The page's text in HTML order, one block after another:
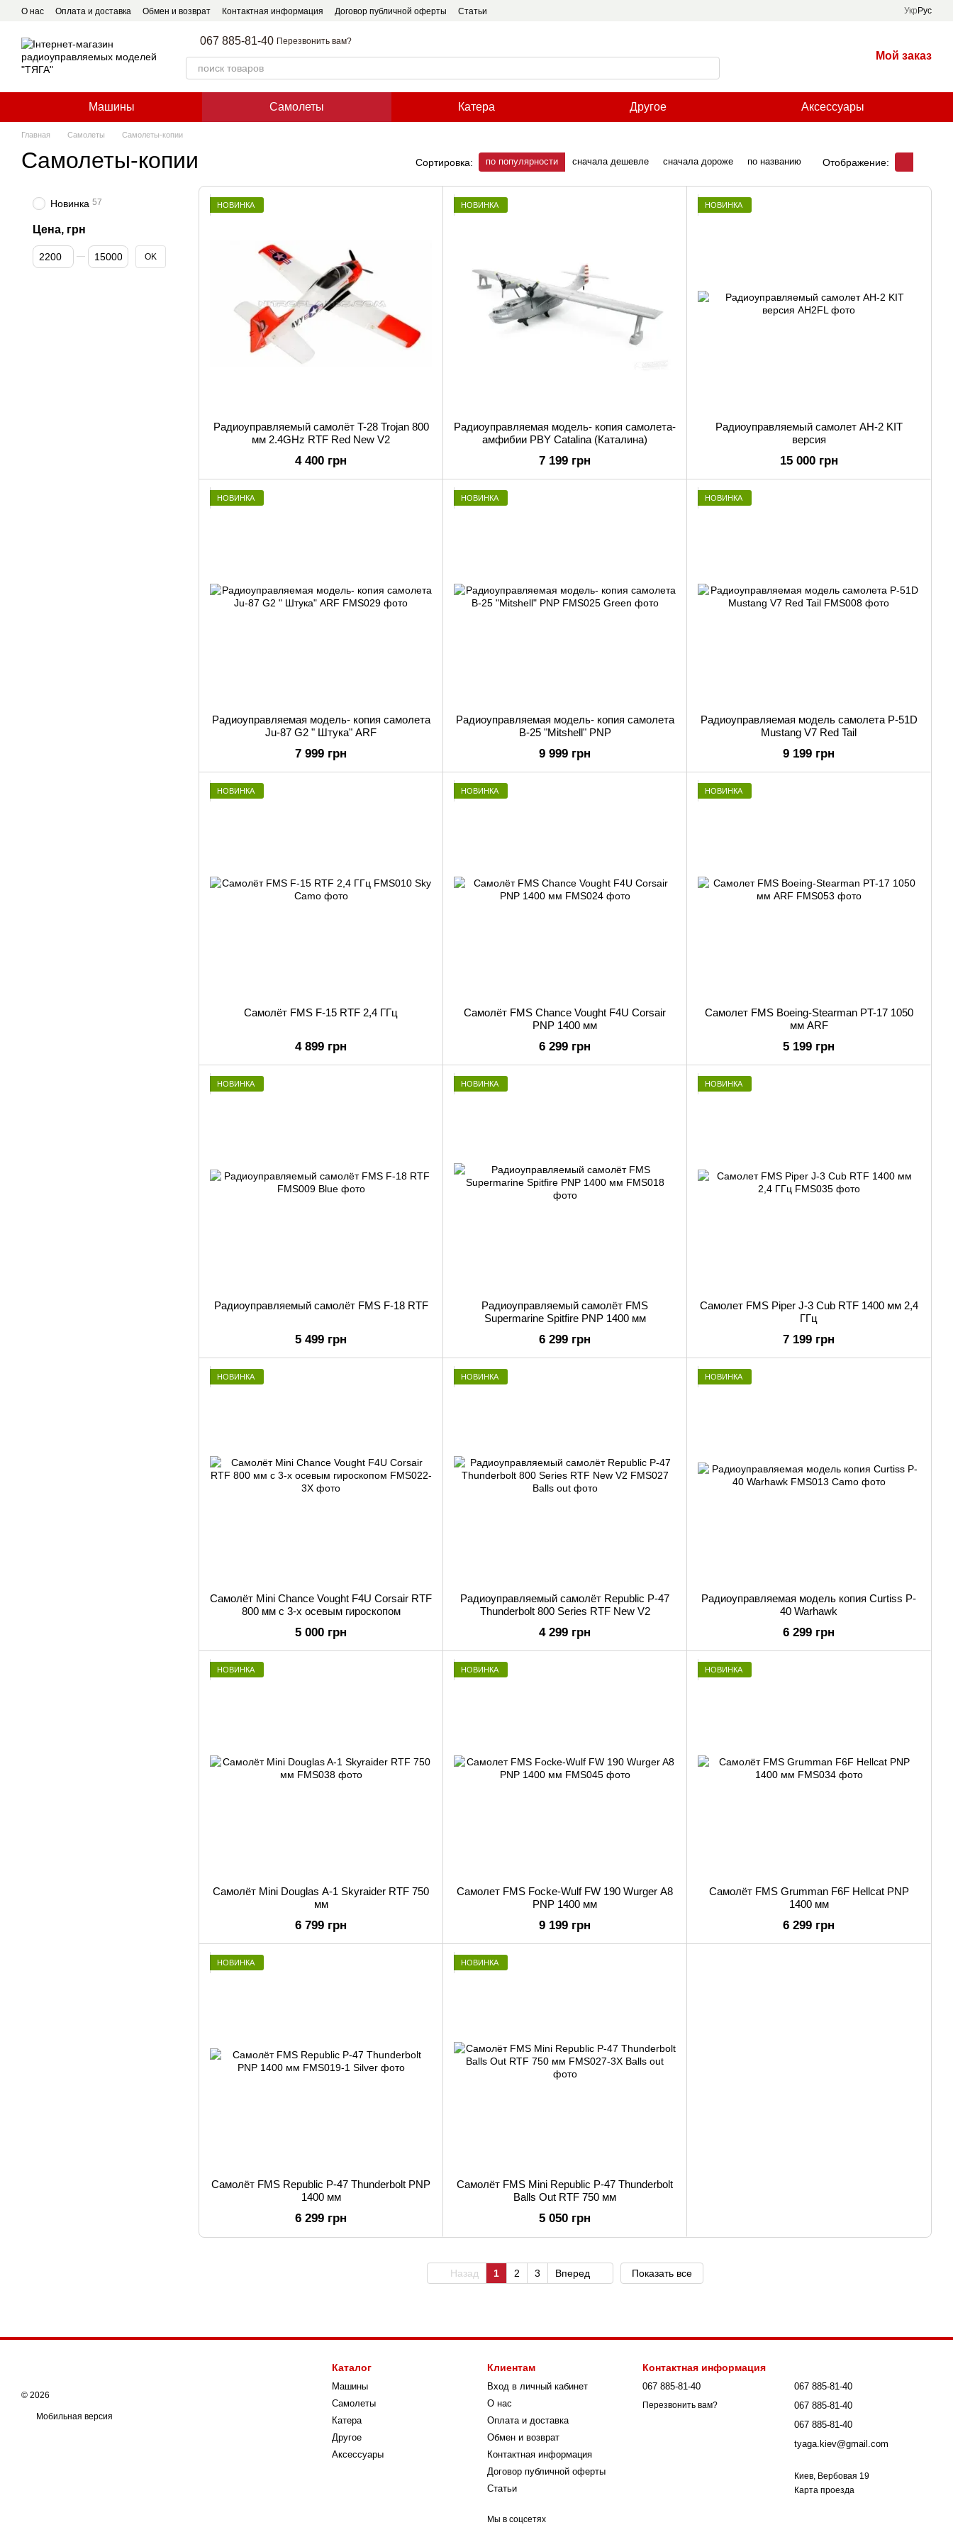
Перейти к основному контенту
О нас Оплата и доставка Обмен и возврат Контактная информация Договор публичной оферты Статьи Укр Рус
067 885-81-40 Перезвонить вам?
Мой заказ
Машины Самолеты Катера Другое Аксессуары
Главная Самолеты Самолеты-копии
Самолеты-копии Сортировка: по популярности сначала дешевле сначала дороже по названию Отображение:
НОВИНКА
Радиоуправляемый самолёт T-28 Trojan 800
мм 2.4GHz RTF Red New V2
4 400 грн
НОВИНКА
Радиоуправляемая модель- копия самолета-
амфибии PBY Catalina (Каталина)
7 199 грн
НОВИНКА
Радиоуправляемый самолет АН-2 KIT
версия
15 000 грн
НОВИНКА
Радиоуправляемая модель- копия самолета
Ju-87 G2 " Штука" ARF
7 999 грн
НОВИНКА
Радиоуправляемая модель- копия самолета
B-25 "Mitshell" PNP
9 999 грн
НОВИНКА
Радиоуправляемая модель самолета P-51D
Mustang V7 Red Tail
9 199 грн
НОВИНКА
Самолёт FMS F-15 RTF 2,4 ГГц
4 899 грн
НОВИНКА
Самолёт FMS Chance Vought F4U Corsair
PNP 1400 мм
6 299 грн
НОВИНКА
Самолет FMS Boeing-Stearman PT-17 1050
мм ARF
5 199 грн
НОВИНКА
Радиоуправляемый самолёт FMS F-18 RTF
5 499 грн
НОВИНКА
Радиоуправляемый самолёт FMS
Supermarine Spitfire PNP 1400 мм
6 299 грн
НОВИНКА
Самолет FMS Piper J-3 Cub RTF 1400 мм 2,4
ГГц
7 199 грн
НОВИНКА
Самолёт Mini Chance Vought F4U Corsair RTF
800 мм c 3-х осевым гироскопом
5 000 грн
НОВИНКА
Радиоуправляемый самолёт Republic P-47
Thunderbolt 800 Series RTF New V2
4 299 грн
НОВИНКА
Радиоуправляемая модель копия Curtiss P-
40 Warhawk
6 299 грн
НОВИНКА
Самолёт Mini Douglas A-1 Skyraider RTF 750
мм
6 799 грн
НОВИНКА
Самолет FMS Focke-Wulf FW 190 Wurger A8
PNP 1400 мм
9 199 грн
НОВИНКА
Самолёт FMS Grumman F6F Hellcat PNP
1400 мм
6 299 грн
НОВИНКА
Самолёт FMS Republic P-47 Thunderbolt PNP
1400 мм
6 299 грн
НОВИНКА
Самолёт FMS Mini Republic P-47 Thunderbolt
Balls Out RTF 750 мм
5 050 грн
Назад 1 2 3 Вперед Показать все
Новинка 57
Цена, грн
От Цена, грн
До Цена, грн OK
© 2026
Мобильная версия
Каталог
Машины
Самолеты
Катера
Другое
Аксессуары
Клиентам
Вход в личный кабинет
О нас
Оплата и доставка
Обмен и возврат
Контактная информация
Договор публичной оферты
Статьи
Мы в соцсетях
Контактная информация
067 885-81-40
Перезвонить вам?
067 885-81-40
067 885-81-40
067 885-81-40
tyaga.kiev@gmail.com
Киев, Вербовая 19
Карта проезда